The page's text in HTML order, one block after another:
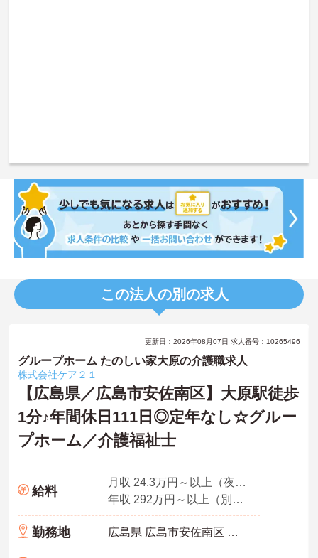
この法人の別の求人
更新日：2026年08月07日 求人番号：10265496
グループホーム たのしい家大原の介護職求人
株式会社ケア２１
【広島県／広島市安佐南区】大原駅徒歩
1分♪年間休日111日◎定年なし☆グルー
プホーム／介護福祉士
給料
月収 24.3万円～以上（夜勤5回分・諸手当込み）
年収 292万円～以上（別途賞与付与）
勤務地 広島県 広島市安佐南区 伴東7-59-11